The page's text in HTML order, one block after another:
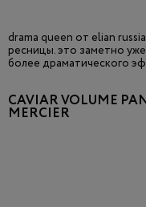
drama queen от elian
ресницы. это заметно
более драматического
CAVIAR VOLUME
MERCIER